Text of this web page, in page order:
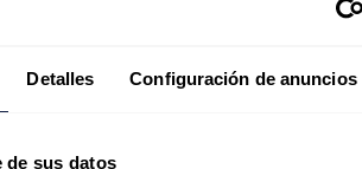
Detalles Configuración de anuncios
de sus datos